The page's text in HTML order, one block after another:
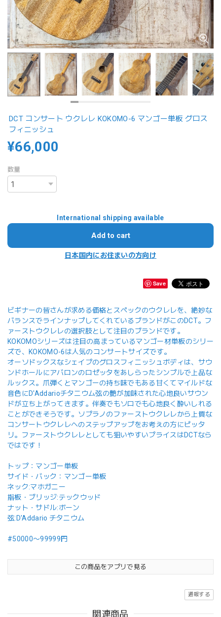
DCT コンサート ウクレレ KOKOMO-6 マンゴー単板 グロス
フィニッシュ
¥66,000
数量
International shipping available
Add to cart
日本国内にお住まいの方向け
Save
ビギナーの皆さんが求める価格とスペックのウクレレを、絶妙な
バランスでラインナップしてくれているブランドがこのDCT。フ
ァーストウクレレの選択肢として注目のブランドです。
KOKOMOシリーズは注目の高まっているマンゴー材単板のシリー
ズで、KOKOMO-6は人気のコンサートサイズです。
オーソドックスなシェイプのグロスフィニッシュボディは、サウ
ンドホールにアバロンのロゼッタをあしらったシンプルで上品な
ルックス。爪弾くとマンゴーの持ち味でもある甘くてマイルドな
音色にD'Addarioチタニウム弦の艶が加味された心地良いサウン
ドが立ち上がってきます。伴奏でもソロでも心地良く酔いしれる
ことができそうです。ソプラノのファーストウクレレから上質な
コンサートウクレレへのステップアップをお考えの方にピッタ
リ。ファーストウクレレとしても狙いやすいプライスはDCTなら
ではです！
トップ：マンゴー単板
サイド・バック：マンゴー単板
ネック:マホガニー
指板・ブリッジ:テックウッド
ナット・サドル:ボーン
弦:D'Addario チタニウム
#50000〜99999円
この商品をアプリで見る
通報する
関連商品